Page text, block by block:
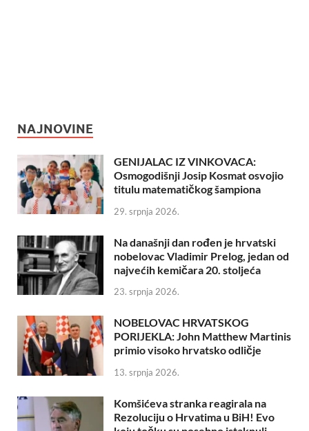
NAJNOVINE
GENIJALAC IZ VINKOVACA:
Osmogodišnji Josip Kosmat osvojio
titulu matematičkog šampiona
29. srpnja 2026.
Na današnji dan rođen je hrvatski
nobelovac Vladimir Prelog, jedan od
najvećih kemičara 20. stoljeća
23. srpnja 2026.
NOBELOVAC HRVATSKOG
PORIJEKLA: John Matthew Martinis
primio visoko hrvatsko odličje
13. srpnja 2026.
Komšićeva stranka reagirala na
Rezoluciju o Hrvatima u BiH! Evo